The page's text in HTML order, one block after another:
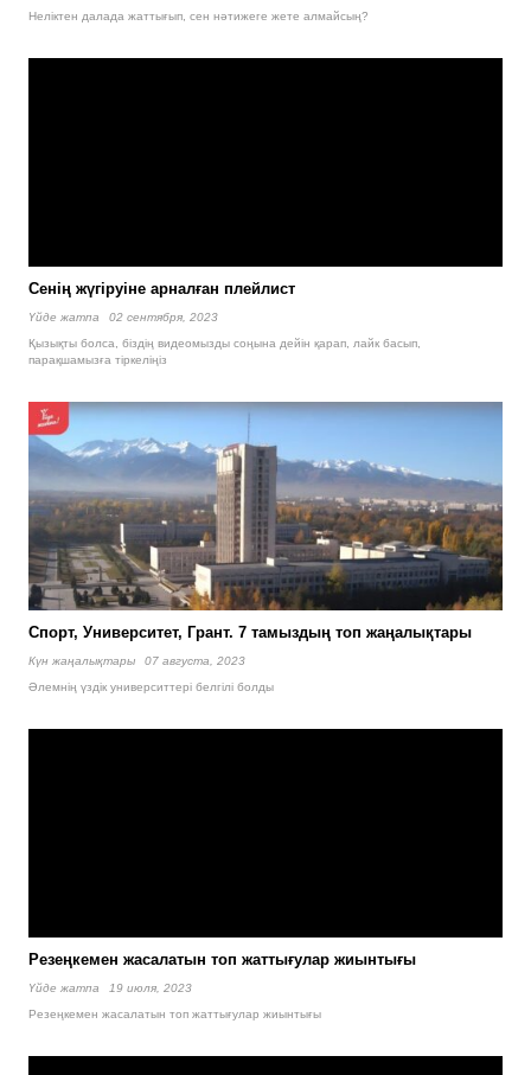
Неліктен далада жаттығып, сен нәтижеге жете алмайсың?
Сенің жүгіруіне арналған плейлист
Үйде жатпа
02 сентября, 2023
Қызықты болса, біздің видеомызды соңына дейін қарап, лайк басып,
парақшамызға тіркеліңіз
Спорт, Университет, Грант. 7 тамыздың топ жаңалықтары
Күн жаңалықтары
07 августа, 2023
Әлемнің үздік университтері белгілі болды
Резеңкемен жасалатын топ жаттығулар жиынтығы
Үйде жатпа
19 июля, 2023
Резеңкемен жасалатын топ жаттығулар жиынтығы